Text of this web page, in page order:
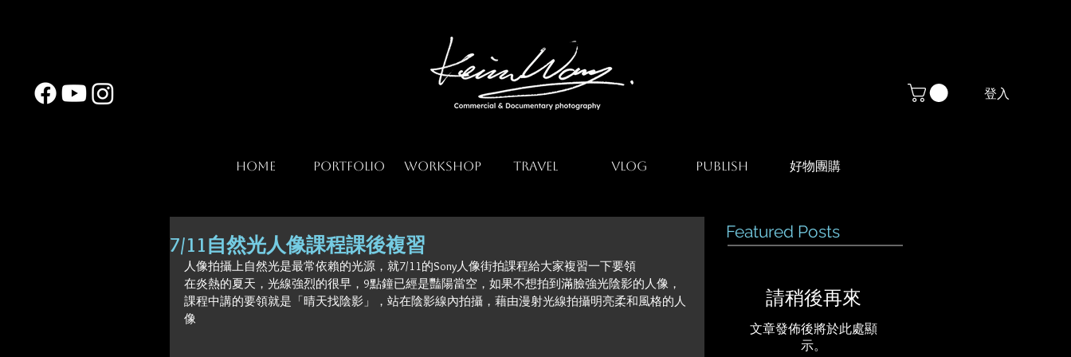
登入
Home Portfolio Workshop Travel Vlog Publish 好物團購
7/11自然光人像課程課後複習
人像拍攝上自然光是最常依賴的光源，就7/11的Sony人像街拍課程給大家複習一下要領
在炎熱的夏天，光線強烈的很早，9點鐘已經是豔陽當空，如果不想拍到滿臉強光陰影的人像，
課程中講的要領就是「晴天找陰影」，站在陰影線內拍攝，藉由漫射光線拍攝明亮柔和風格的人
像
Featured Posts
請稍後再來
文章發佈後將於此處顯
示。